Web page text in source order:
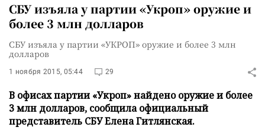
СБУ изъяла у партии «Укроп» оружие и
более 3 млн долларов
СБУ изъяла у партии «УКРОП» оружие и более 3 млн
долларов
1 ноября 2015, 05:44 29
В офисах партии «Укроп» найдено оружие и более
3 млн долларов, сообщила официальный
представитель СБУ Елена Гитлянская.